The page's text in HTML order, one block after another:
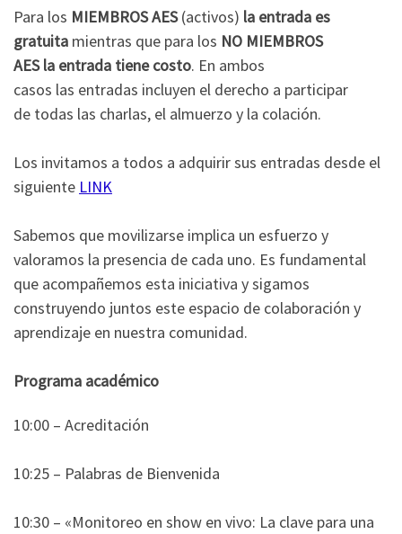
Para los MIEMBROS AES(activos) la entrada es
gratuita mientras que para los NO MIEMBROS
AES la entrada tiene costo. En ambos
casos las entradas incluyen el derecho a participar
de todas las charlas, el almuerzo y la colación.
Los invitamos a todos a adquirir sus entradas desde el
siguiente LINK
Sabemos que movilizarse implica un esfuerzo y
valoramos la presencia de cada uno. Es fundamental
que acompañemos esta iniciativa y sigamos
construyendo juntos este espacio de colaboración y
aprendizaje en nuestra comunidad.
Programa académico
10:00 – Acreditación
10:25 – Palabras de Bienvenida
10:30 – «Monitoreo en show en vivo: La clave para una